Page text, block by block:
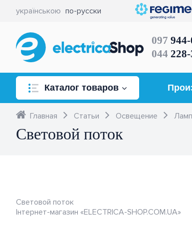
Световой поток
Інтернет-магазин «ELECTRICA-SHOP.COM.UA»
українською по-русски
Каталог товаров
Освещение
Розетки и выключатели
Кабель, провод
097
044
Главная Статьи Освещение
Световой поток